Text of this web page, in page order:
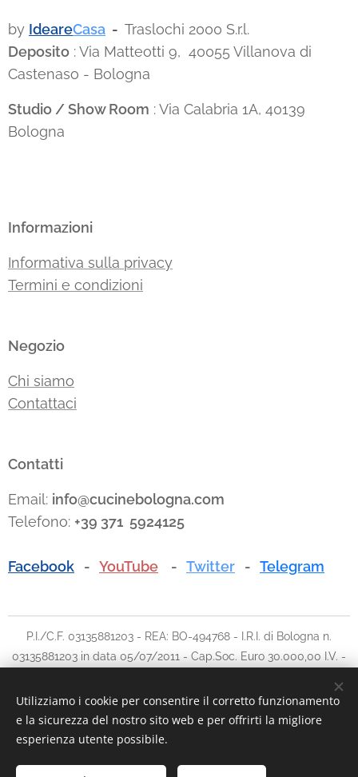
by IdeareCasa - Traslochi 2000 S.r.l.
Deposito : Via Matteotti 9, 40055 Villanova di
Castenaso - Bologna
Studio / Show Room : Via Calabria 1A, 40139
Bologna
Informazioni
Informativa sulla privacy
Termini e condizioni
Negozio
Chi siamo
Contattaci
Contatti
Email: info@cucinebologna.com
Telefono: +39 371 5924125
Facebook - YouTube - Twitter - Telegram
P.I./C.F. 03135881203 - REA: BO-494768 - I.R.I. di Bologna n.
03135881203 in data 05/07/2011 - Cap.Soc. Euro 30.000,00 I.V. -
info@traslochi2000bo.it
Cookies
Utilizziamo i cookie per consentire il corretto funzionamento
e la sicurezza del nostro sito web e per offrirti la migliore
esperienza utente possibile.